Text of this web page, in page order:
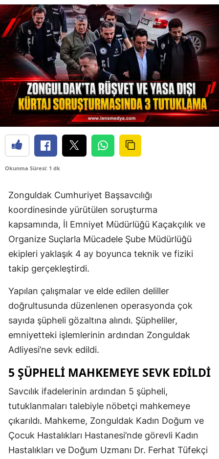
Okunma Süresi: 1 dk
Zonguldak Cumhuriyet Başsavcılığı
koordinesinde yürütülen soruşturma
kapsamında, İl Emniyet Müdürlüğü Kaçakçılık ve
Organize Suçlarla Mücadele Şube Müdürlüğü
ekipleri yaklaşık 4 ay boyunca teknik ve fiziki
takip gerçekleştirdi.
Yapılan çalışmalar ve elde edilen deliller
doğrultusunda düzenlenen operasyonda çok
sayıda şüpheli gözaltına alındı. Şüpheliler,
emniyetteki işlemlerinin ardından Zonguldak
Adliyesi’ne sevk edildi.
5 ŞÜPHELİ MAHKEMEYE SEVK EDİLDİ
Savcılık ifadelerinin ardından 5 şüpheli,
tutuklanmaları talebiyle nöbetçi mahkemeye
çıkarıldı. Mahkeme, Zonguldak Kadın Doğum ve
Çocuk Hastalıkları Hastanesi’nde görevli Kadın
Hastalıkları ve Doğum Uzmanı Dr. Ferhat Tüfekçi